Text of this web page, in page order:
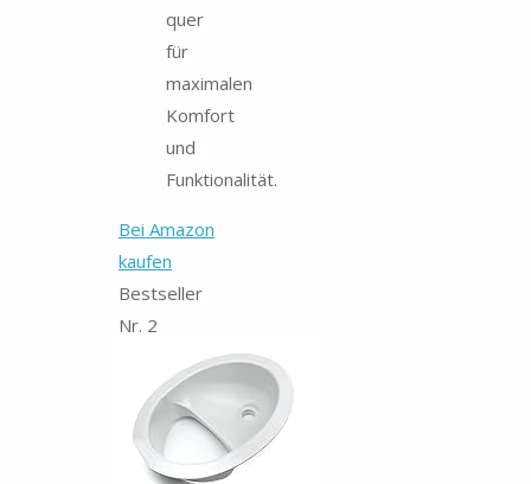
quer
für
maximalen
Komfort
und
Funktionalität.
Bei Amazon
kaufen
Bestseller
Nr. 2